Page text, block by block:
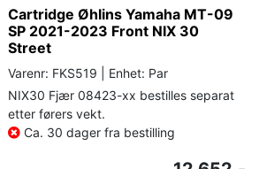
Cartridge Øhlins Yamaha MT-09
SP 2021-2023 Front NIX 30
Street
Varenr: FKS519 | Enhet: Par
NIX30 Fjær 08423-xx bestilles separat
etter førers vekt.
Ca. 30 dager fra bestilling